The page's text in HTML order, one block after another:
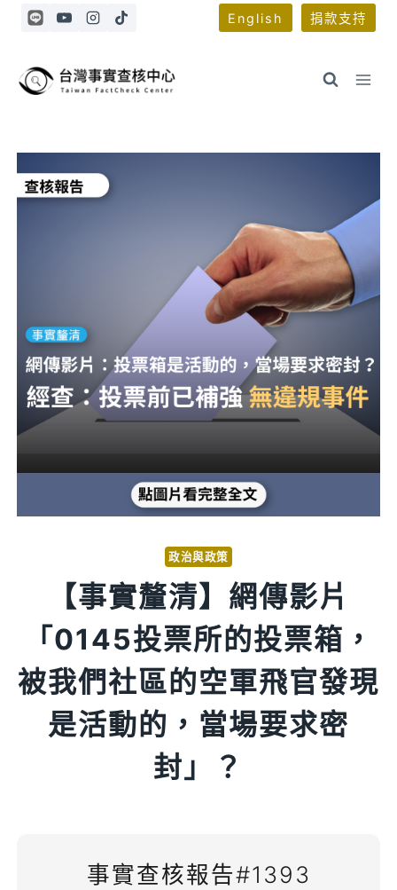
Skip
English 捐款支持
政治與政策
【事實釐清】網傳影片
「0145投票所的投票箱，
被我們社區的空軍飛官發現
是活動的，當場要求密
封」？
事實查核報告#1393